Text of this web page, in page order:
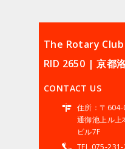
The Rotary
RID 2650 | 京都
CONTACT US
住所：〒
通御池上ル上
ビル7F
TEL.075-